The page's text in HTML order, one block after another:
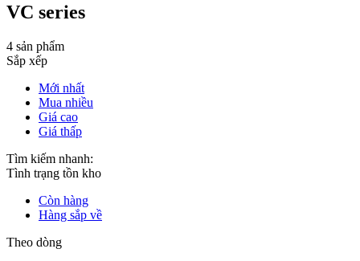
VC series
4 sản phẩm
Sắp xếp
Mới nhất
Mua nhiều
Giá cao
Giá thấp
Tìm kiếm nhanh:
Tình trạng tồn kho
Còn hàng
Hàng sắp về
Theo dòng